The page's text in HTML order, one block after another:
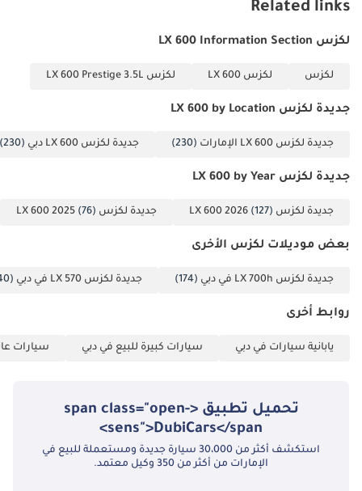
Related links
لكزس LX 600 Information Section
لكزس لكزس LX 600 لكزس LX 600 Prestige 3.5L
جديدة لكزس LX 600 by Location
جديدة لكزس LX 600 الإمارات (230) جديدة لكزس LX 600 دبي (230)
جديدة لكزس LX 600 by Year
جديدة لكزس LX 600 2026 (127) جديدة لكزس LX 600 2025 (76)
بعض موديلات لكزس الأخرى
جديدة لكزس LX 700h في دبي (174) جديدة لكزس LX 570 في دبي (40)
روابط أخرى
يابانية سيارات في دبي سيارات كبيرة للبيع في دبي سيارات
تحميل تطبيق <span class="open-
sens">DubiCars</span>
استكشف أكثر من 30،000 سيارة جديدة ومستعملة للبيع في
الإمارات من أكثر من 350 وكيل معتمد.
تم إنشاء هذه الإحصاءات بواسطة الذكاء الاصطناعي اعتماداً على بيانات